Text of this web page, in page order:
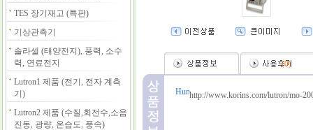
TES 장기재고 (특판)
기상관측기
솔라셀 (태양전지), 풍력, 소수
력, 연료전지
Lutron1 제품 (전기, 전자 계측
기)
Lutron2 제품 (수질,회전수,소음
진동, 광량, 온습도, 풍속)
(0)
http://www.korins.com/lutron/mo-